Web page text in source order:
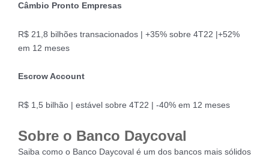
Câmbio Pronto Empresas
R$ 21,8 bilhões transacionados | +35% sobre 4T22 |+52%
em 12 meses
Escrow Account
R$ 1,5 bilhão | estável sobre 4T22 | -40% em 12 meses
Sobre o Banco Daycoval
Saiba como o Banco Daycoval é um dos bancos mais sólidos